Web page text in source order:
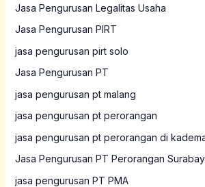
Jasa Pengurusan Legalitas Usaha
Jasa Pengurusan PIRT
jasa pengurusan pirt solo
Jasa Pengurusan PT
jasa pengurusan pt malang
jasa pengurusan pt perorangan
jasa pengurusan pt perorangan di
Jasa Pengurusan PT Perorangan
jasa pengurusan PT PMA